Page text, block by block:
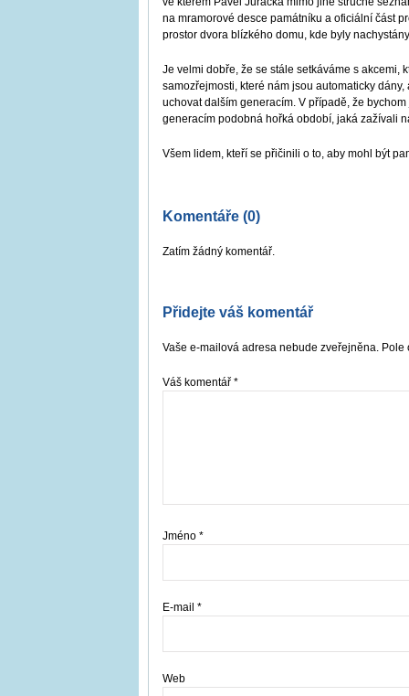
na mramorové desce památníku a oficiální část
prostor dvora blízkého domu, kde byly
Je velmi dobře, že se stále setkáváme s akcemi,
samozřejmosti, které nám jsou automaticky
uchovat dalším generacím. V případě, že
generacím podobná hořká období, jaká zažívali
Všem lidem, kteří se přičinili o to, aby mohl být
Komentáře (0)
Zatím žádný komentář.
Přidejte váš komentář
Vaše e-mailová adresa nebude zveřejněna.
Váš komentář *
Jméno *
E-mail *
Web